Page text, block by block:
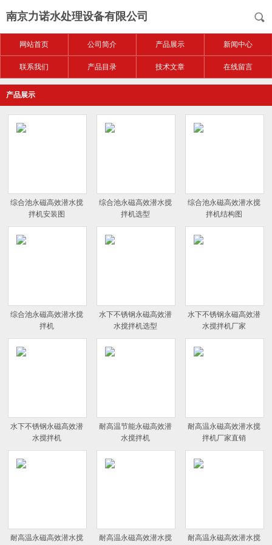
南京力诺水处理设备有限公司
网站首页 公司简介 产品展示 新闻中心
联系我们 产品目录 技术文章 在线留言
产品展示
综合池永磁高效潜水搅
拌机安装图
综合池永磁高效潜水搅
拌机选型
综合池永磁高效潜水搅
拌机结构图
综合池永磁高效潜水搅
拌机
水下不锈钢永磁高效潜
水搅拌机选型
水下不锈钢永磁高效潜
水搅拌机厂家
水下不锈钢永磁高效潜
水搅拌机
耐高温节能永磁高效潜
水搅拌机
耐高温永磁高效潜水搅
拌机厂家直销
耐高温永磁高效潜水搅 耐高温永磁高效潜水搅 耐高温永磁高效潜水搅